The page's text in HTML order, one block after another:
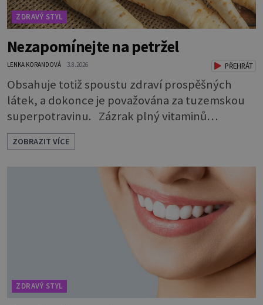
ZDRAVÝ STYL
Nezapomínejte na petržel
LENKA KORANDOVÁ 3.8.2026 PŘEHRÁT
Obsahuje totiž spoustu zdraví prospěšných
látek, a dokonce je považována za tuzemskou
superpotravinu. Zázrak plný vitaminů
V petrželi najdete vitaminy B1, B2, B3, B6,
provitamin A, vitamin E a velké množství
vitamínu C (nejvíce ho má nať, dokonce třikrát
více než pomeranč, v kořeni je také, ale je ho
desetkrát méně), a kyselinu listovou. Ale to
není všechno. Obsahuje také důležité
ZOBRAZIT VÍCE
ZDRAVÝ STYL